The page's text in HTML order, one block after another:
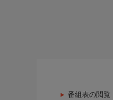
番組表の閲覧